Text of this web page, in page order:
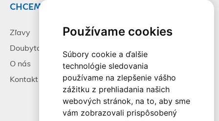
Používame cookies
Súbory cookie a ďalšie
technológie sledovania
používame na zlepšenie vášho
zážitku z prehliadania našich
webových stránok, na to, aby sme
vám zobrazovali prispôsobený
CHCEM CESTOVAŤ
Zľavy
Doubytovanie
O nás
Kontakt
Pracovné príležitosti
Všeobecné zmluvné
podmienky
Alternatívne riešenie
sporov
Spracovanie osobných